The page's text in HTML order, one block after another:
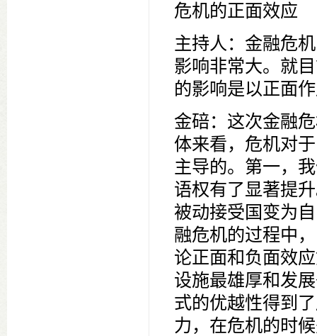
危机的正面效应
主持人：金融危
影响非常大。就
的影响是以正面
金碚：这次金融
体来看，危机对
主导的。第一，
语权有了显著提
被动接受国变为
融危机的过程中
论正面和负面效
设施最雄厚和发
式的优越性得到
力，在危机的时